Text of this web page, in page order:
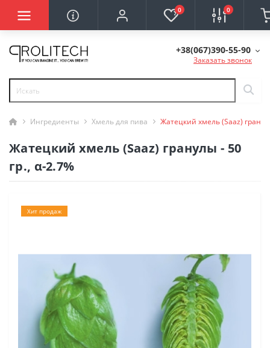
0 0
+38(067)390-55-90
Заказать звонок
Ингредиенты Хмель для пива Жатецкий хмель (Saaz)
Жатецкий хмель (Saaz) гранулы - 50
гр., α-2.7%
Хит продаж